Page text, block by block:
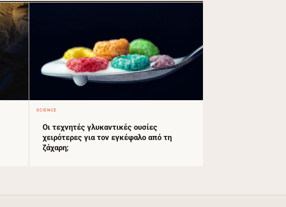
SCIENCE
Οι τεχνητές γλυκαντικές ουσίες
χειρότερες για τον εγκέφαλο από τη
ζάχαρη;